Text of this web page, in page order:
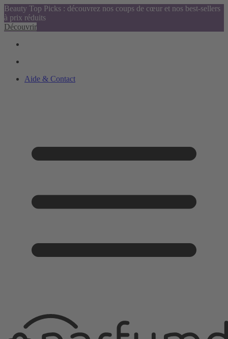
Beauty Top Picks : découvrez nos coups de cœur et nos best-sellers
à prix réduits
Découvrir
Aide & Contact